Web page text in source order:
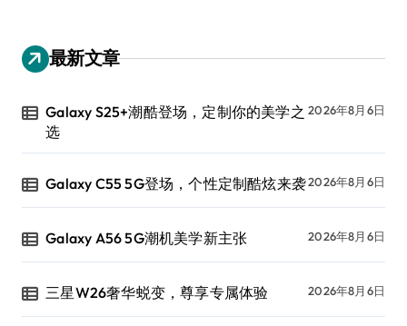
最新文章
Galaxy S25+潮酷登场，定制你的美学之
选
2026年8月6日
Galaxy C55 5G登场，个性定制酷炫来袭2026年8月6日
Galaxy A56 5G潮机美学新主张 2026年8月6日
三星W26奢华蜕变，尊享专属体验 2026年8月6日